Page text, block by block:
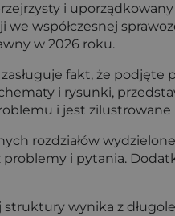
i
we współczesnej
w 2026 roku.
fakt, że
i rysunki,
i jest zilustrowane
rozdziałów
problemy i pytania.
struktury wynika z